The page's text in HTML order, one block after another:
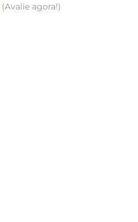
Avalie agora!